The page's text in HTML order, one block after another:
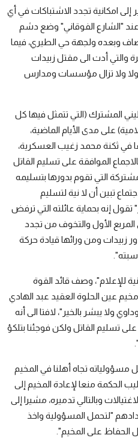
امكانية تجدد الاشتباكات في أي
"الشارع الفوقاني" وضع دشم
وبعده ولجهة حي الطيري، فيما
والتي أدت الى مقتل زبيدات
ولا تزال مؤسسات ومدارس
المشترك (التي تتمثل فيها كل
على مدى الأيام الماضية،
في ثكنة محمد زغيب العسكرية،
الموافقة على تسليم القاتل
التي تقوم بدورها بتسليمه
تبين أن لا نية لتسليم
تقول إنه بحماية عائلته التي ترفض
المربع الأول والتخوف من تجدد
زبيدات ومن ورائها قيادة حركة
للإعلام"، وصف قائد القوة
عين الحلوة العقيد عبد الهادي
ولا يبشر بالخير"، لافتا الى أنه
تسليم القاتل ولكن فوجئنا بتلكؤ
تجاه أهلنا في المخيم
الحكمة منعا لإعادة المخيم إلى
وبالتالي تدميره، مشيرا إلى
"لتحمل المسؤولية واخذ
الحفاظ على المخيم".